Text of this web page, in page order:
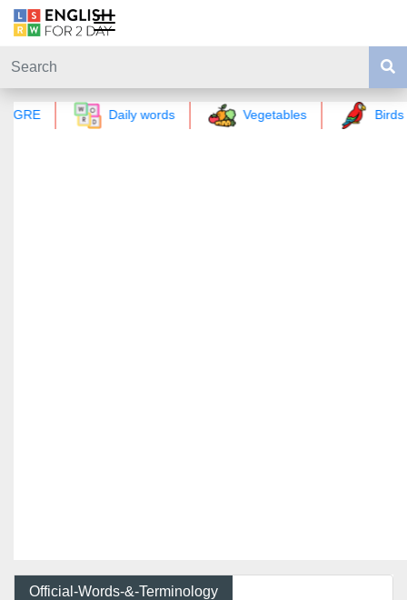
GRE Daily words Vegetables Birds
Official-Words-&-Terminology